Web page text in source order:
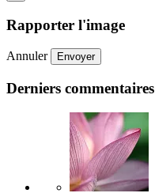
Rapporter l'image
Annuler Envoyer
Derniers commentaires